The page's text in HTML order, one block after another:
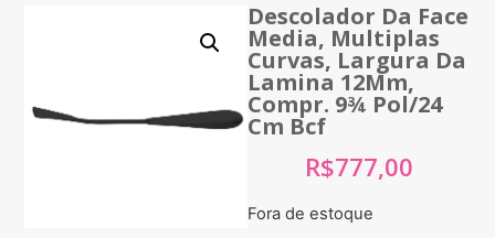
Descolador Da Face
Media, Multiplas
Curvas, Largura Da
Lamina 12Mm,
Compr. 9¾ Pol/24
Cm Bcf
R$777,00
Fora de estoque